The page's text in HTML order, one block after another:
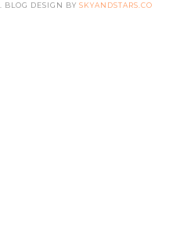
. BLOG DESIGN BY SKYANDSTARS.CO